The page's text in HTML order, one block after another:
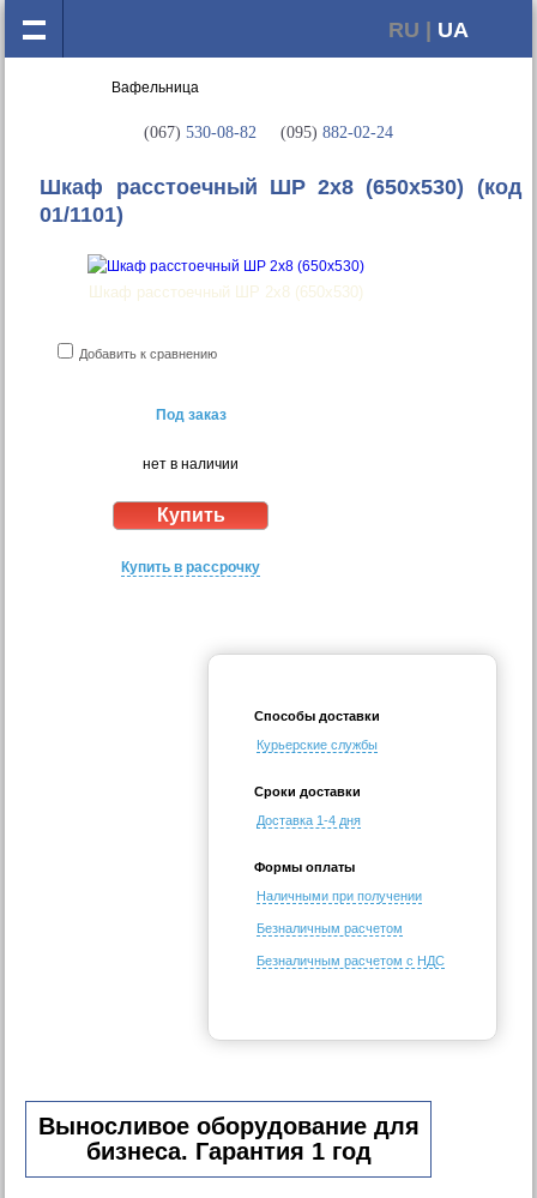
RU | UA
(067) 530-08-82 (095) 882-02-24
Шкаф расстоечный ШР 2х8 (650x530) (код
01/1101)
Шкаф расстоечный ШР 2х8 (650x530)
Добавить к сравнению
Под заказ
нет в наличии
Купить в рассрочку
Способы доставки
Курьерские службы
Сроки доставки
Доставка 1-4 дня
Формы оплаты
Наличными при получении
Безналичным расчетом
Безналичным расчетом с НДС
Выносливое оборудование для
бизнеса. Гарантия 1 год